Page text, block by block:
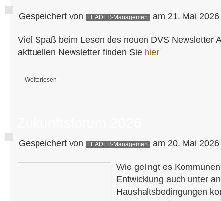
Gespeichert von LEADER-Management am 21. Mai
Viel Spaß beim Lesen des neuen DVS Newsletter
akttuellen Newsletter finden Sie hier
Weiterlesen
Gespeichert von LEADER-Management am 20. Mai
Wie gelingt es
Entwicklung auch unter
Haushaltsbedingungen